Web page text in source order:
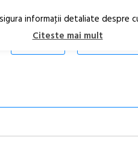
informaţii detaliate
Citeste mai mult